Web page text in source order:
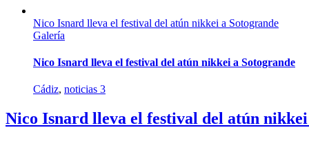
Nico Isnard lleva el festival del atún nikkei a Sotogrande
Galería
Nico Isnard lleva el festival del atún nikkei a Sotogrande
Cádiz, noticias 3
Nico Isnard lleva el festival del atún